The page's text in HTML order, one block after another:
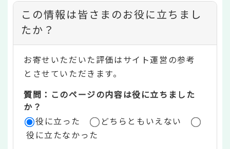
コ
ン
テ
ン
ツ
評
価
この情報は皆さまのお役に立ちまし
たか？
お寄せいただいた評価はサイト運営の参考
とさせていただきます。
質問：このページの内容は役に立ちました
か？
役に立った
どちらともいえない
役に立たなかった